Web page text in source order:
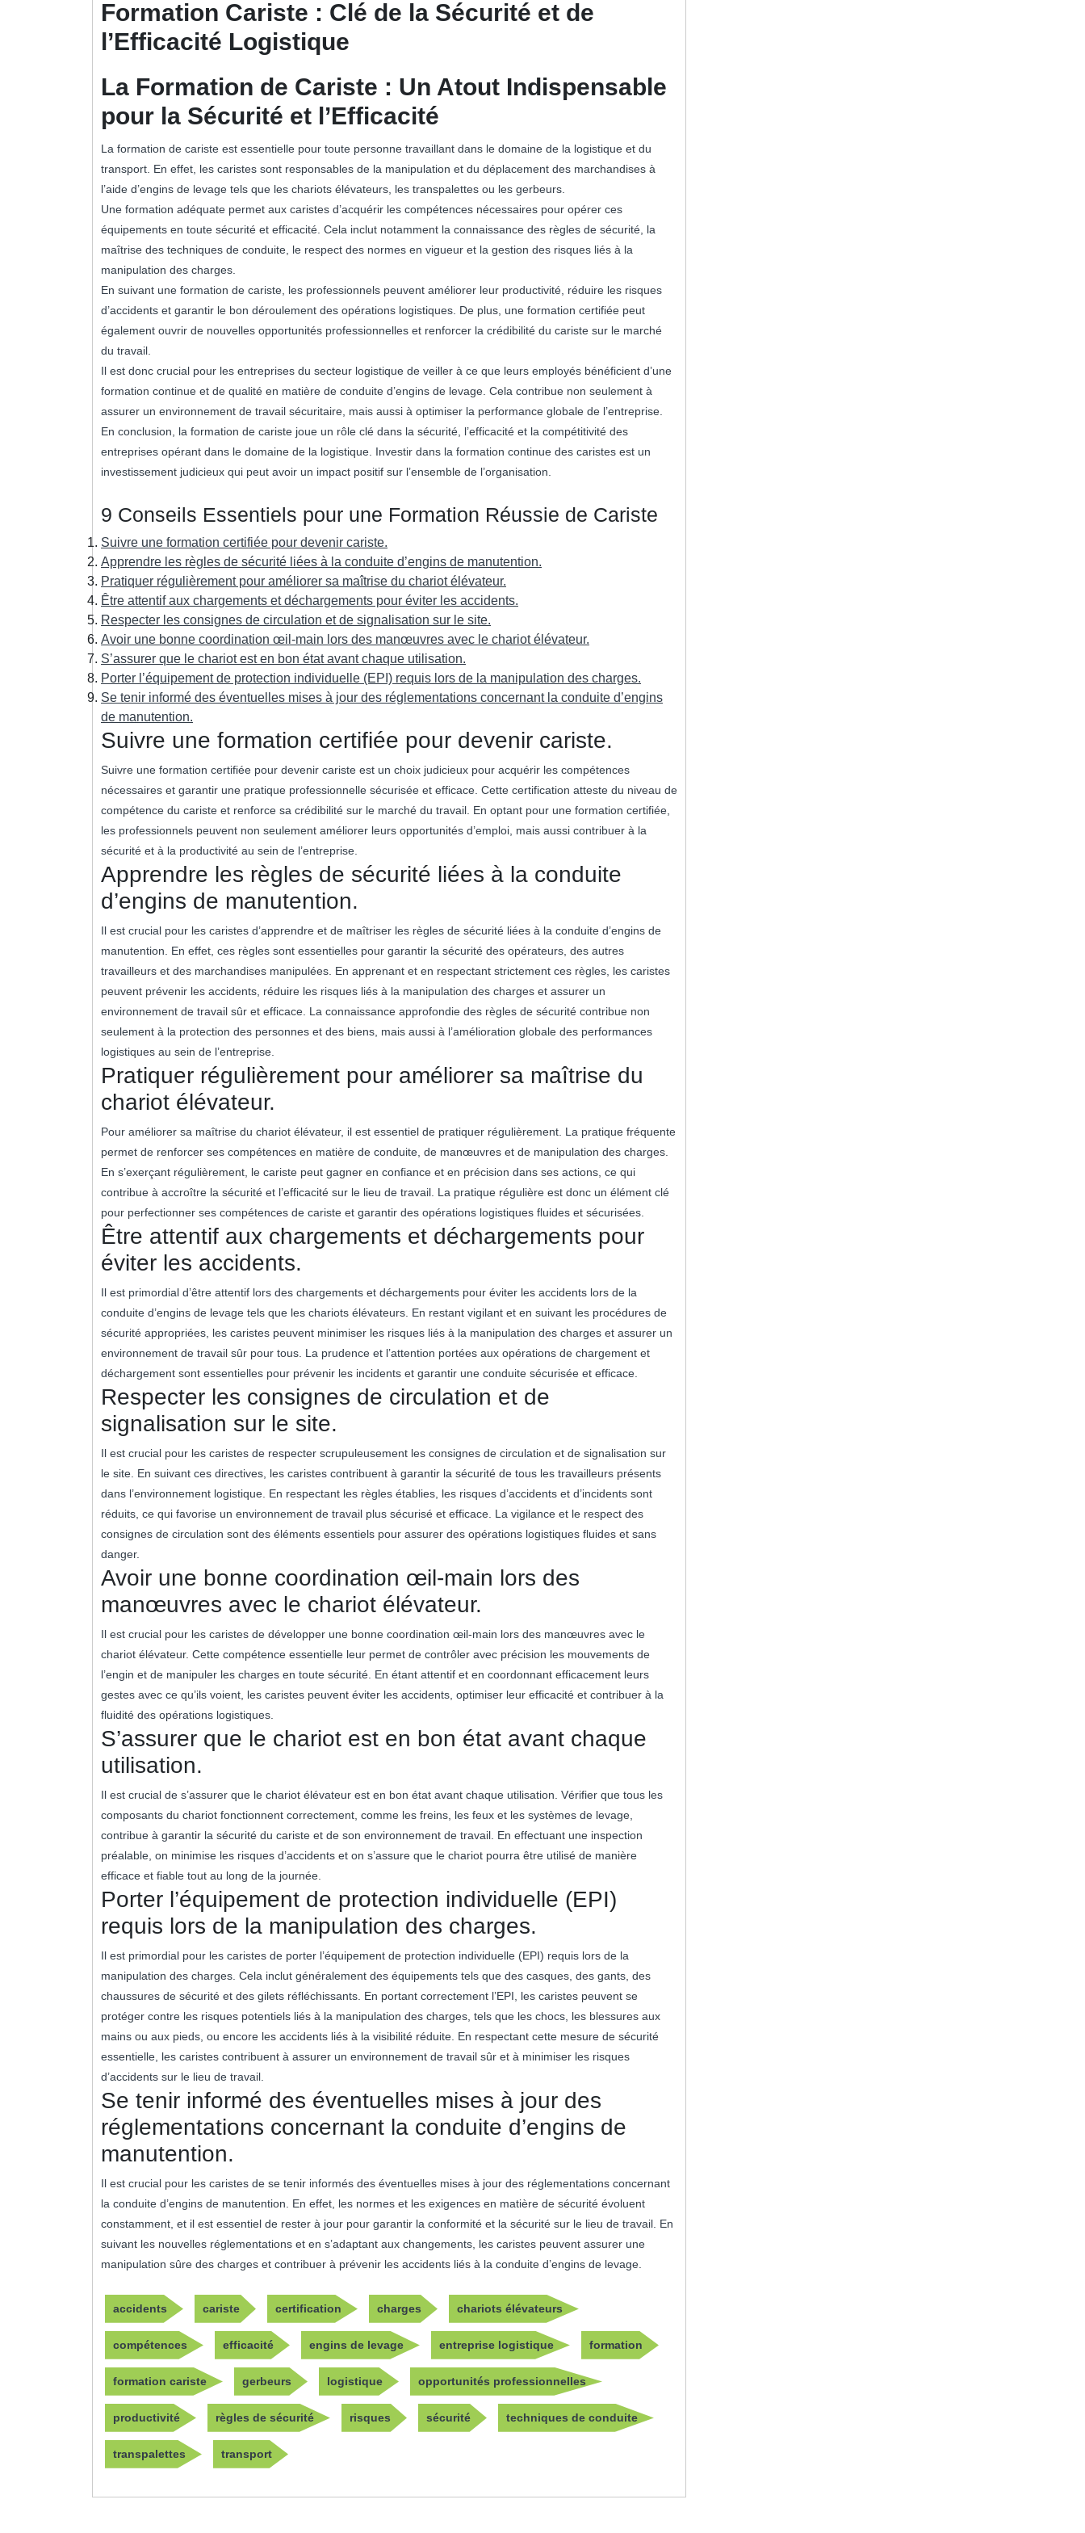
Formation Cariste : Clé de la Sécurité et de
l’Efficacité Logistique
La Formation de Cariste : Un Atout Indispensable
pour la Sécurité et l’Efficacité
La formation de cariste est essentielle pour toute personne travaillant dans le domaine de la logistique et du
transport. En effet, les caristes sont responsables de la manipulation et du déplacement des marchandises à
l’aide d’engins de levage tels que les chariots élévateurs, les transpalettes ou les gerbeurs.
Une formation adéquate permet aux caristes d’acquérir les compétences nécessaires pour opérer ces
équipements en toute sécurité et efficacité. Cela inclut notamment la connaissance des règles de sécurité, la
maîtrise des techniques de conduite, le respect des normes en vigueur et la gestion des risques liés à la
manipulation des charges.
En suivant une formation de cariste, les professionnels peuvent améliorer leur productivité, réduire les risques
d’accidents et garantir le bon déroulement des opérations logistiques. De plus, une formation certifiée peut
également ouvrir de nouvelles opportunités professionnelles et renforcer la crédibilité du cariste sur le marché
du travail.
Il est donc crucial pour les entreprises du secteur logistique de veiller à ce que leurs employés bénéficient d’une
formation continue et de qualité en matière de conduite d’engins de levage. Cela contribue non seulement à
assurer un environnement de travail sécuritaire, mais aussi à optimiser la performance globale de l’entreprise.
En conclusion, la formation de cariste joue un rôle clé dans la sécurité, l’efficacité et la compétitivité des
entreprises opérant dans le domaine de la logistique. Investir dans la formation continue des caristes est un
investissement judicieux qui peut avoir un impact positif sur l’ensemble de l’organisation.
9 Conseils Essentiels pour une Formation Réussie de Cariste
Suivre une formation certifiée pour devenir cariste.
Apprendre les règles de sécurité liées à la conduite d’engins de manutention.
Pratiquer régulièrement pour améliorer sa maîtrise du chariot élévateur.
Être attentif aux chargements et déchargements pour éviter les accidents.
Respecter les consignes de circulation et de signalisation sur le site.
Avoir une bonne coordination œil-main lors des manœuvres avec le chariot élévateur.
S’assurer que le chariot est en bon état avant chaque utilisation.
Porter l’équipement de protection individuelle (EPI) requis lors de la manipulation des charges.
Se tenir informé des éventuelles mises à jour des réglementations concernant la conduite d’engins
de manutention.
Suivre une formation certifiée pour devenir cariste.
Suivre une formation certifiée pour devenir cariste est un choix judicieux pour acquérir les compétences
nécessaires et garantir une pratique professionnelle sécurisée et efficace. Cette certification atteste du niveau de
compétence du cariste et renforce sa crédibilité sur le marché du travail. En optant pour une formation certifiée,
les professionnels peuvent non seulement améliorer leurs opportunités d’emploi, mais aussi contribuer à la
sécurité et à la productivité au sein de l’entreprise.
Apprendre les règles de sécurité liées à la conduite
d’engins de manutention.
Il est crucial pour les caristes d’apprendre et de maîtriser les règles de sécurité liées à la conduite d’engins de
manutention. En effet, ces règles sont essentielles pour garantir la sécurité des opérateurs, des autres
travailleurs et des marchandises manipulées. En apprenant et en respectant strictement ces règles, les caristes
peuvent prévenir les accidents, réduire les risques liés à la manipulation des charges et assurer un
environnement de travail sûr et efficace. La connaissance approfondie des règles de sécurité contribue non
seulement à la protection des personnes et des biens, mais aussi à l’amélioration globale des performances
logistiques au sein de l’entreprise.
Pratiquer régulièrement pour améliorer sa maîtrise du
chariot élévateur.
Pour améliorer sa maîtrise du chariot élévateur, il est essentiel de pratiquer régulièrement. La pratique fréquente
permet de renforcer ses compétences en matière de conduite, de manœuvres et de manipulation des charges.
En s’exerçant régulièrement, le cariste peut gagner en confiance et en précision dans ses actions, ce qui
contribue à accroître la sécurité et l’efficacité sur le lieu de travail. La pratique régulière est donc un élément clé
pour perfectionner ses compétences de cariste et garantir des opérations logistiques fluides et sécurisées.
Être attentif aux chargements et déchargements pour
éviter les accidents.
Il est primordial d’être attentif lors des chargements et déchargements pour éviter les accidents lors de la
conduite d’engins de levage tels que les chariots élévateurs. En restant vigilant et en suivant les procédures de
sécurité appropriées, les caristes peuvent minimiser les risques liés à la manipulation des charges et assurer un
environnement de travail sûr pour tous. La prudence et l’attention portées aux opérations de chargement et
déchargement sont essentielles pour prévenir les incidents et garantir une conduite sécurisée et efficace.
Respecter les consignes de circulation et de
signalisation sur le site.
Il est crucial pour les caristes de respecter scrupuleusement les consignes de circulation et de signalisation sur
le site. En suivant ces directives, les caristes contribuent à garantir la sécurité de tous les travailleurs présents
dans l’environnement logistique. En respectant les règles établies, les risques d’accidents et d’incidents sont
réduits, ce qui favorise un environnement de travail plus sécurisé et efficace. La vigilance et le respect des
consignes de circulation sont des éléments essentiels pour assurer des opérations logistiques fluides et sans
danger.
Avoir une bonne coordination œil-main lors des
manœuvres avec le chariot élévateur.
Il est crucial pour les caristes de développer une bonne coordination œil-main lors des manœuvres avec le
chariot élévateur. Cette compétence essentielle leur permet de contrôler avec précision les mouvements de
l’engin et de manipuler les charges en toute sécurité. En étant attentif et en coordonnant efficacement leurs
gestes avec ce qu’ils voient, les caristes peuvent éviter les accidents, optimiser leur efficacité et contribuer à la
fluidité des opérations logistiques.
S’assurer que le chariot est en bon état avant chaque
utilisation.
Il est crucial de s’assurer que le chariot élévateur est en bon état avant chaque utilisation. Vérifier que tous les
composants du chariot fonctionnent correctement, comme les freins, les feux et les systèmes de levage,
contribue à garantir la sécurité du cariste et de son environnement de travail. En effectuant une inspection
préalable, on minimise les risques d’accidents et on s’assure que le chariot pourra être utilisé de manière
efficace et fiable tout au long de la journée.
Porter l’équipement de protection individuelle (EPI)
requis lors de la manipulation des charges.
Il est primordial pour les caristes de porter l’équipement de protection individuelle (EPI) requis lors de la
manipulation des charges. Cela inclut généralement des équipements tels que des casques, des gants, des
chaussures de sécurité et des gilets réfléchissants. En portant correctement l’EPI, les caristes peuvent se
protéger contre les risques potentiels liés à la manipulation des charges, tels que les chocs, les blessures aux
mains ou aux pieds, ou encore les accidents liés à la visibilité réduite. En respectant cette mesure de sécurité
essentielle, les caristes contribuent à assurer un environnement de travail sûr et à minimiser les risques
d’accidents sur le lieu de travail.
Se tenir informé des éventuelles mises à jour des
réglementations concernant la conduite d’engins de
manutention.
Il est crucial pour les caristes de se tenir informés des éventuelles mises à jour des réglementations concernant
la conduite d’engins de manutention. En effet, les normes et les exigences en matière de sécurité évoluent
constamment, et il est essentiel de rester à jour pour garantir la conformité et la sécurité sur le lieu de travail. En
suivant les nouvelles réglementations et en s’adaptant aux changements, les caristes peuvent assurer une
manipulation sûre des charges et contribuer à prévenir les accidents liés à la conduite d’engins de levage.
accidents cariste certification charges chariots élévateurs
compétences efficacité engins de levage entreprise logistique formation
formation cariste gerbeurs logistique opportunités professionnelles
productivité règles de sécurité risques sécurité techniques de conduite
transpalettes transport